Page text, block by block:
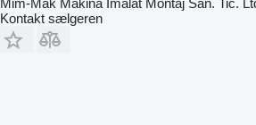
Mim-Mak Makina İmalat Montaj San. Tic.
Kontakt sælgeren